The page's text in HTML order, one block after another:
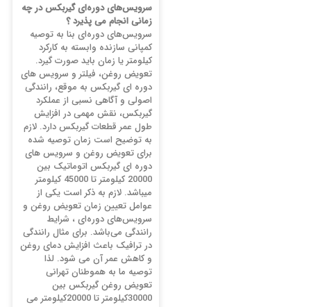
سرویس‌های دوره‌ای گیربکس در چه
زمانی انجام می پذیرد ؟
سرویس‌های دوره‌ای بنا به توصیه
کمپانی سازنده وابسته به کارکرد
کیلومتر یا زمان باید صورت گیرد.
تعویض روغن، فیلتر و سرویس‌ های
دوره‌ ای گیربکس به موقع، رانندگی
اصولی و آگاهی نسبی از عملکرد
گیربکس، نقش مهمی در افزایش
طول عمر قطعات گیربکس دارد. لازم
به توضیح است زمان توصیه شده
برای تعویض روغن و سرویس‌ های
دوره‌ ای گیربکس اتوماتیک بین
20000 کیلومتر تا 45000 کیلومتر
میباشد. لازم به ذکر است یکی از
عوامل تعیین زمان تعویض روغن و
سرویس‌‌های دوره‌‌ای ، شرایط
رانندگی می‌باشد. برای مثال رانندگی
در ترافیک باعث افزایش دمای روغن
و کاهش عمر آن می شود. لذا
توصیه ما به هموطنان تهرانی
تعویض روغن گیربکس بین
30000کیلومتر تا 20000کیلومتر می